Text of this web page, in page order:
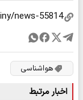
هواشناسی
اخبار مرتبط